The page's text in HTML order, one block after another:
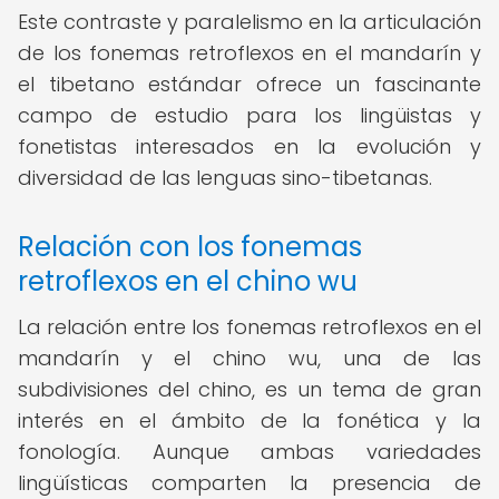
Este contraste y paralelismo en la articulación
de los fonemas retroflexos en el mandarín y
el tibetano estándar ofrece un fascinante
campo de estudio para los lingüistas y
fonetistas interesados en la evolución y
diversidad de las lenguas sino-tibetanas.
Relación con los fonemas
retroflexos en el chino wu
La relación entre los fonemas retroflexos en el
mandarín y el chino wu, una de las
subdivisiones del chino, es un tema de gran
interés en el ámbito de la fonética y la
fonología. Aunque ambas variedades
lingüísticas comparten la presencia de